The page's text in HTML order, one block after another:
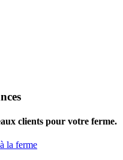
clients pour votre ferme.
la ferme